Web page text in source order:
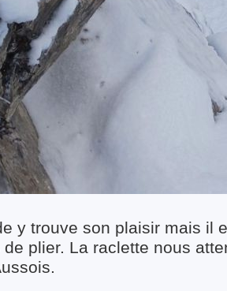
y trouve son plaisir mais il
plier. La raclette nous